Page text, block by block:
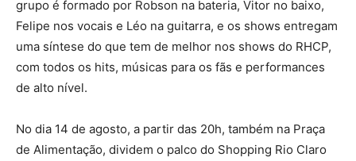
grupo é formado por Robson na bateria, Vitor no baixo,
Felipe nos vocais e Léo na guitarra, e os shows entregam
uma síntese do que tem de melhor nos shows do RHCP,
com todos os hits, músicas para os fãs e performances
de alto nível.
No dia 14 de agosto, a partir das 20h, também na Praça
de Alimentação, dividem o palco do Shopping Rio Claro